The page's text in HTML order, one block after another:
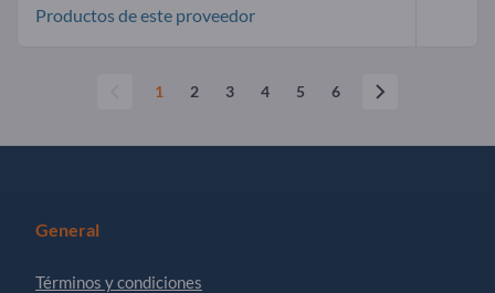
Productos de este proveedor
1 2 3 4 5 6
General
Términos y condiciones